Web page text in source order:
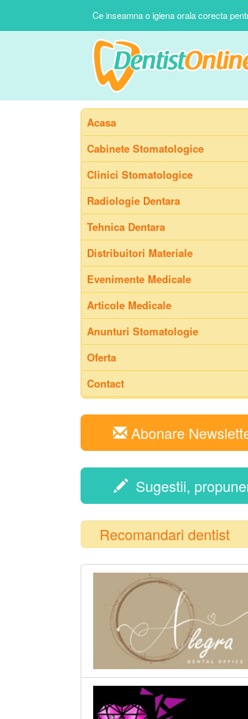
Ce inseamna o igiena orala corecta
Acasa
Cabinete Stomatologice
Clinici Stomatologice
Radiologie Dentara
Tehnica Dentara
Distribuitori Materiale
Evenimente Medicale
Articole Medicale
Anunturi Stomatologie
Oferta
Contact
Abonare
Sugestii,
Recomandari dentist